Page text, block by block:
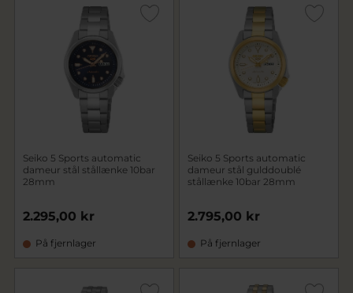
Seiko 5 Sports automatic
dameur stål stållænke 10bar
28mm
2.295,00 kr
På fjernlager
Seiko 5 Sports automatic
dameur stål gulddoublé
stållænke 10bar 28mm
2.795,00 kr
På fjernlager